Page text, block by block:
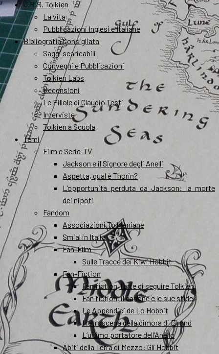
J.R.R. Tolkien
La vita
Pubblicazioni Inglesi e Italiane
Bibliografia Consigliata
Saggi scaricabili
Convegni e Pubblicazioni
Tolkien Labs
Recensioni
Le Pillole di Claudio Testi
Interviste
Tolkien a Scuola
Temi
Film e Serie-TV
Jackson e il Signore degli Anelli
Aspetta, qual è Thorin?
L’opportunità perduta da Jackson: la morte
dei nipoti
Fandom
Associazioni Tolkieniane
Smial in Italia
Fan-Film
Sulle Tracce dei Kiwi Hobbit
Fan-Fiction
Fan fiction, l’arte di seguire Tolkien
Fan fiction, il canone e le sue sfide
Le Appendici de Lo Hobbit
I retroscena della dimora di Elrond
L’ultimo portatore dell’Anello
Abiti della Terra di Mezzo: Gli Hobbit